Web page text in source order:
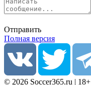
Отправить
Полная версия
© 2026 Soccer365.ru | 18+